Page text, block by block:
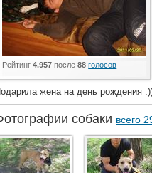
Рейтинг4.957 после88 голосов
жена на день рождения
собаки всего